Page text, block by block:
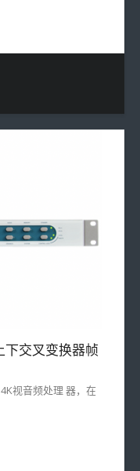
交叉变换器帧
视音频处理 器，在